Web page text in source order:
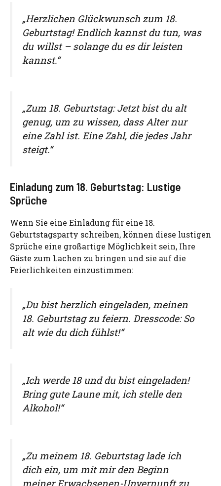
„Herzlichen Glückwunsch zum 18.
Geburtstag! Endlich kannst du tun, was
du willst – solange du es dir leisten
kannst.“
„Zum 18. Geburtstag: Jetzt bist du alt
genug, um zu wissen, dass Alter nur
eine Zahl ist. Eine Zahl, die jedes Jahr
steigt.“
Einladung zum 18. Geburtstag: Lustige
Sprüche
Wenn Sie eine Einladung für eine 18.
Geburtstagsparty schreiben, können diese lustigen
Sprüche eine großartige Möglichkeit sein, Ihre
Gäste zum Lachen zu bringen und sie auf die
Feierlichkeiten einzustimmen:
„Du bist herzlich eingeladen, meinen
18. Geburtstag zu feiern. Dresscode: So
alt wie du dich fühlst!“
„Ich werde 18 und du bist eingeladen!
Bring gute Laune mit, ich stelle den
Alkohol!“
„Zu meinem 18. Geburtstag lade ich
dich ein, um mit mir den Beginn
meiner Erwachsenen-Unvernunft zu